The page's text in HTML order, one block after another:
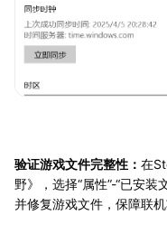
验证游戏文件完整性： 在
野》，选择“属性”-“已安装
并修复游戏文件，保障联机